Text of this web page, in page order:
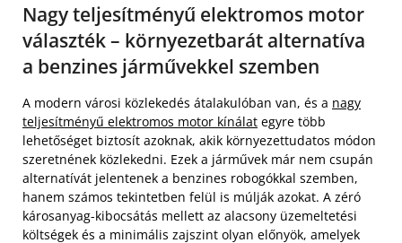
Nagy teljesítményű elektromos motor
választék – környezetbarát alternatíva
a benzines járművekkel szemben
A modern városi közlekedés átalakulóban van, és a nagy
teljesítményű elektromos motor kínálat egyre több
lehetőséget biztosít azoknak, akik környezettudatos módon
szeretnének közlekedni. Ezek a járművek már nem csupán
alternatívát jelentenek a benzines robogókkal szemben,
hanem számos tekintetben felül is múlják azokat. A zéró
károsanyag-kibocsátás mellett az alacsony üzemeltetési
költségek és a minimális zajszint olyan előnyök, amelyek